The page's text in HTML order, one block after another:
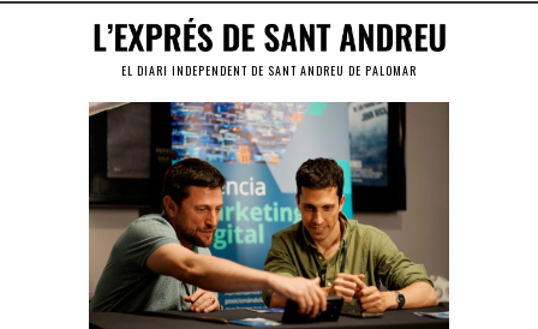
EL DIARI INDEPENDENT DE SANT ANDREU DE PALOMAR